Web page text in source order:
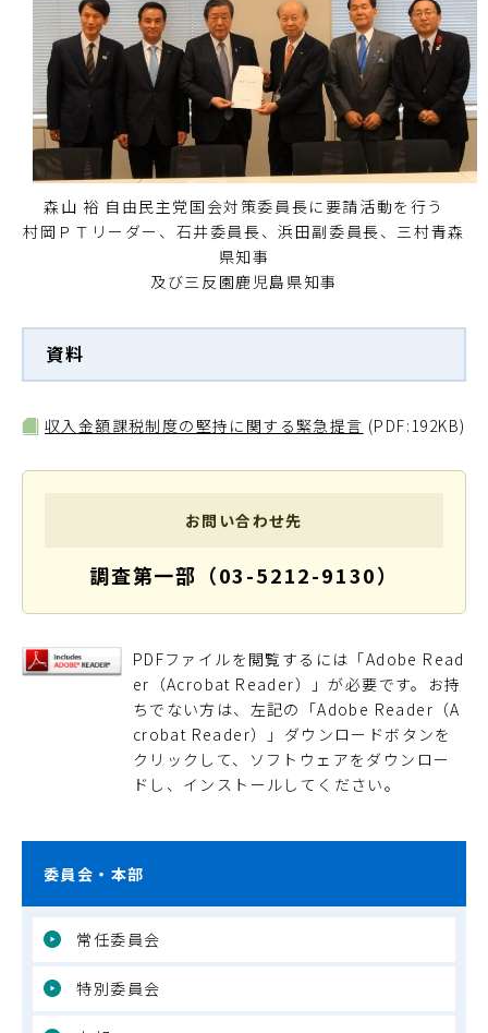
森山 裕 自由民主党国会対策委員長に要請活動を行う
村岡ＰＴリーダー、石井委員長、浜田副委員長、三村青森
県知事
及び三反園鹿児島県知事
資料
収入金額課税制度の堅持に関する緊急提言 (PDF:192KB)
お問い合わせ先
調査第一部（03-5212-9130）
PDFファイルを閲覧するには「Adobe Read
er（Acrobat Reader）」が必要です。お持
ちでない方は、左記の「Adobe Reader（A
crobat Reader）」ダウンロードボタンを
クリックして、ソフトウェアをダウンロー
ドし、インストールしてください。
委員会・本部
常任委員会
特別委員会